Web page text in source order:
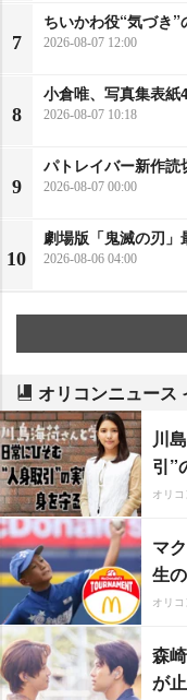
7
ちいかわ役“気づき
2026-08-07 12:00
8
小倉唯、写真集表紙
2026-08-07 10:18
9
パトレイバー新作読
2026-08-07 00:00
10
劇場版「鬼滅の刃」
2026-08-06 04:00
オリコンニュース
川
引”
オリ
マ
生
オリ
森
が